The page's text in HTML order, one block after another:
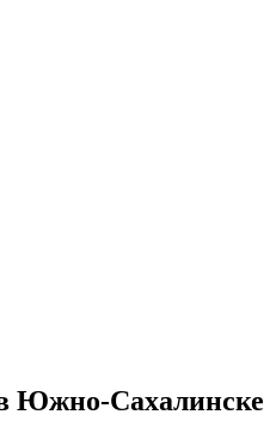
Южно-Сахалинске